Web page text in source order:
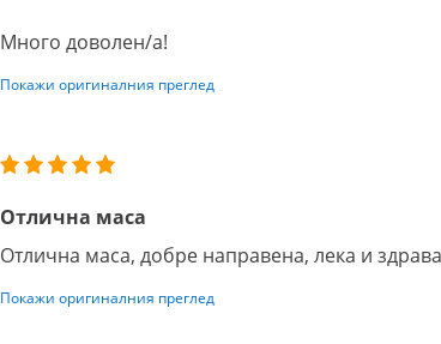
Много доволен/а!
Покажи оригиналния преглед
Отлична маса
Отлична маса, добре направена, лека и
Покажи оригиналния преглед